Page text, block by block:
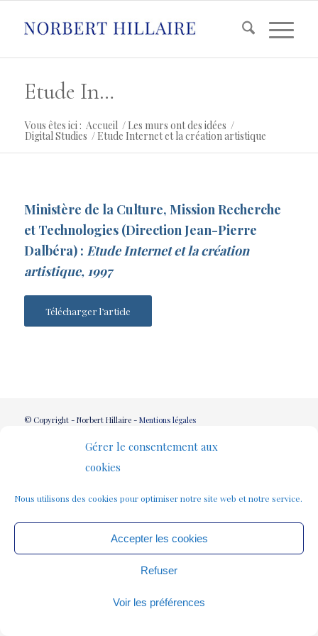
Gérer le consentement aux
cookies
Nous utilisons des cookies pour optimiser notre site web et notre service.
Accepter les cookies
Refuser
Voir les préférences
Etude Internet et la création artistique
Vous êtes ici : Accueil / Les murs ont des idées /
Digital Studies / Etude Internet et la création artistique
Ministère de la Culture, Mission Recherche
et Technologies (Direction Jean-Pierre
Dalbéra) : Etude Internet et la création
artistique, 1997
Télécharger l’article
© Copyright - Norbert Hillaire - Mentions légales